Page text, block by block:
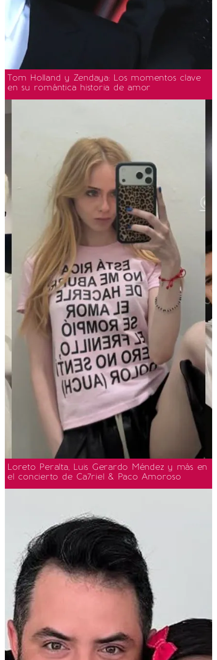
Tom Holland y Zendaya: Los momentos clave
en su romántica historia de amor
Loreto Peralta, Luis Gerardo Méndez y más en
el concierto de Ca7riel & Paco Amoroso